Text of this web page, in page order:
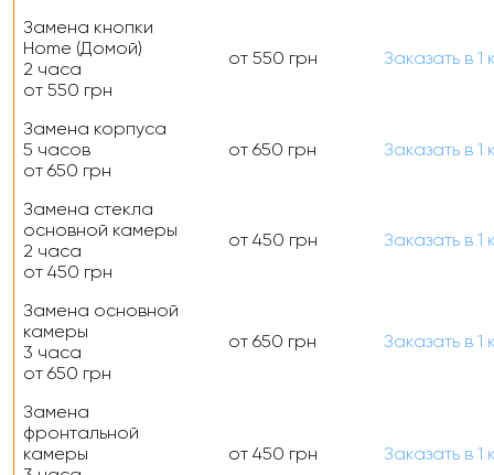
Замена кнопки
Home (Домой)
2 часа
от 550 грн
от 550 грн Заказатьв 1
Замена корпуса
5 часов
от 650 грн
от 650 грн Заказатьв 1
Замена стекла
основной камеры
2 часа
от 450 грн
от 450 грн Заказатьв 1
Замена основной
камеры
3 часа
от 650 грн
от 650 грн Заказатьв 1
Замена
фронтальной
камеры
от 450 грн Заказатьв 1